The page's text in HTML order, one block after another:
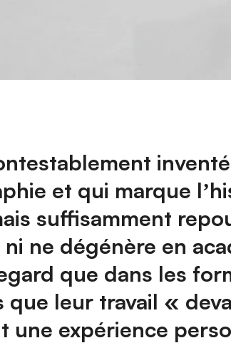
et qui marque
suffisamment
ne dégénère en
que dans les
que leur travail «
une expérience